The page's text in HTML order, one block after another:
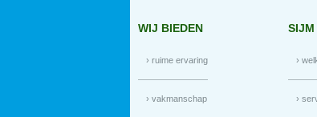
WIJ BIEDEN
› ruime ervaring
› vakmanschap
›
›